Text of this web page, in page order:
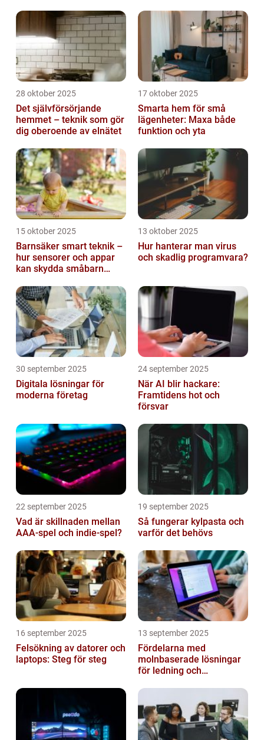
28 oktober 2025
Det självförsörjande
hemmet – teknik som gör
dig oberoende av elnätet
17 oktober 2025
Smarta hem för små
lägenheter: Maxa både
funktion och yta
15 oktober 2025
Barnsäker smart teknik –
hur sensorer och appar
kan skydda småbarn
13 oktober 2025
Hur hanterar man virus
och skadlig programvara?
30 september 2025
Digitala lösningar för
moderna företag
24 september 2025
När AI blir hackare:
Framtidens hot och
försvar
22 september 2025
Vad är skillnaden mellan
AAA-spel och indie-spel?
19 september 2025
Så fungerar kylpasta och
varför det behövs
16 september 2025
Felsökning av datorer och
laptops: Steg för steg
13 september 2025
Fördelarna med
molnbaserade lösningar
för ledning och